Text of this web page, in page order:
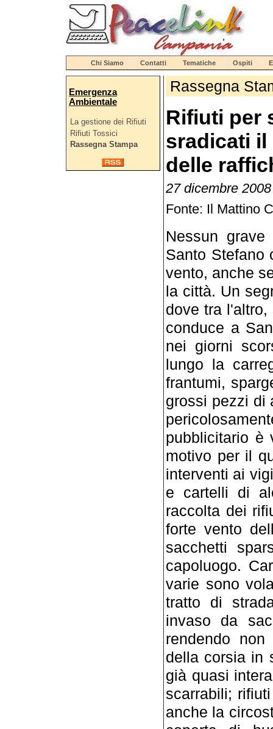
Chi Siamo Contatti Tematiche Ospiti
Emergenza
Ambientale
La gestione dei Rifiuti
Rifiuti Tossici
Rassegna Stampa
Rassegna
Rifiuti per
sradicati il
delle
27 dicembre
Fonte: Il Mattino
Nessun
Santo Stefano
vento, anche
la città. Un
dove tra
conduce a
nei giorni
lungo la
frantumi,
grossi pezzi di
pubblicitario è
motivo per il
interventi ai
e cartelli di
raccolta dei
forte vento
sacchetti
capoluogo.
varie sono
tratto di
invaso da
rendendo
della corsia in
già quasi
scarrabili;
anche la